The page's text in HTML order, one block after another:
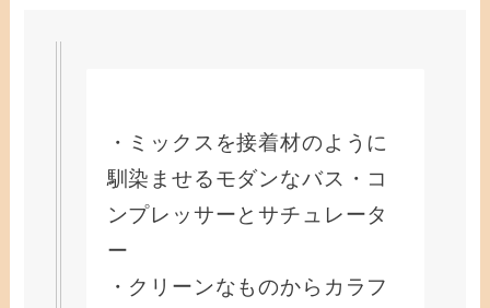
・ミックスを接着材のように
馴染ませるモダンなバス・コ
ンプレッサーとサチュレータ
ー
・クリーンなものからカラフ